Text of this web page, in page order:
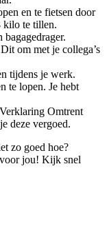
en te fietsen door
kilo te tillen.
bagagedrager.
om met je collega’s
tijdens je werk.
te lopen. Je hebt
Omtrent
deze vergoed.
zo goed hoe?
jou! Kijk snel